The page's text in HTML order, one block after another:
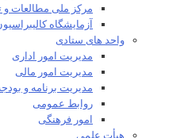
مرکز ملی مطالعات
آزمایشگاه
واحد های ستادی
مدیریت امور اداری
مدیریت امور مالی
مدیریت برنامه و
روابط عمومی
امور فرهنگی